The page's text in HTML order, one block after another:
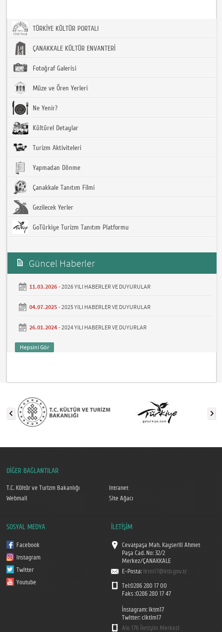
TÜRKİYE KÜLTÜR PORTALI
ÇANAKKALE KÜLTÜR ENVANTERİ
Fotoğraf Galerisi
Müze ve Ören Yerleri
Ne Yenir?
Kültürel Detaylar
Turizm Aktiviteleri
Yapmadan Dönme
Çanakkale Tanıtım Filmi
Gezilecek Yerler
GoTürkiye Turizm Tanıtım Platformu
Güncel Haberler
11.03.2026 -2026 YILI HABERLER VE DUYURULAR
04.07.2025 -2025 YILI HABERLER VE DUYURULAR
26.01.2024 -2024 YILI HABERLER VE DUYURLAR
Hepsini Gör
DİĞER BAĞLANTILAR
T.C. Kültür ve Turizm Bakanlığı
Intranet
Webmail
Site Ağacı
SOSYAL MEDYA
Facebook
Instagram
Twitter
Youtube
İLETİŞİM
Cevatpaşa Mah. Kayserili Ahmet
Paşa Cad. No: 32/2
Merkez/ÇANAKKALE
E-Posta: iktm17@ktb.gov.tr
Tel:0286 280 17 00
Faks :0286 280 17 47
İnstagram: iktm17
Twitter: ciktim17
Alo 176 İletişim Merkezi